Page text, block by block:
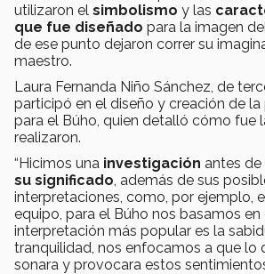
utilizaron el simbolismo y las
que fue diseñado para la imagen
de ese punto dejaron correr su
maestro.
Laura Fernanda Niño Sánchez, de
participó en el diseño y creación de la
para el Búho, quien detalló cómo fue
realizaron.
“Hicimos una investigación antes de
su significado , además de sus
interpretaciones, como, por ejemplo,
equipo, para el Búho nos basamos en
interpretación más popular es la
tranquilidad, nos enfocamos a que lo
sonara y provocara estos